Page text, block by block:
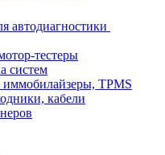
автодиагностики
тестеры
систем
TPMS
кабели